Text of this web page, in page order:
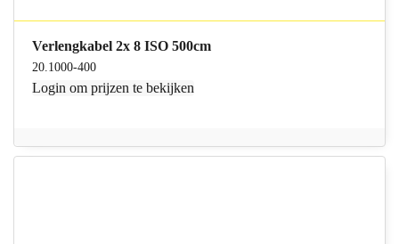
Verlengkabel 2x 8 ISO 500cm
20.1000-400
Login om prijzen te bekijken